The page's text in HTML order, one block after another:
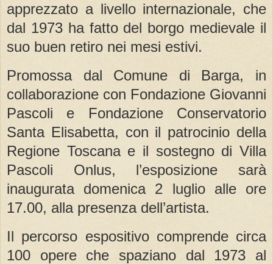
apprezzato a livello internazionale, che
dal 1973 ha fatto del borgo medievale il
suo buen retiro nei mesi estivi.
Promossa dal Comune di Barga, in
collaborazione con Fondazione Giovanni
Pascoli e Fondazione Conservatorio
Santa Elisabetta, con il patrocinio della
Regione Toscana e il sostegno di Villa
Pascoli Onlus, l’esposizione sarà
inaugurata domenica 2 luglio alle ore
17.00, alla presenza dell’artista.
Il percorso espositivo comprende circa
100 opere che spaziano dal 1973 al